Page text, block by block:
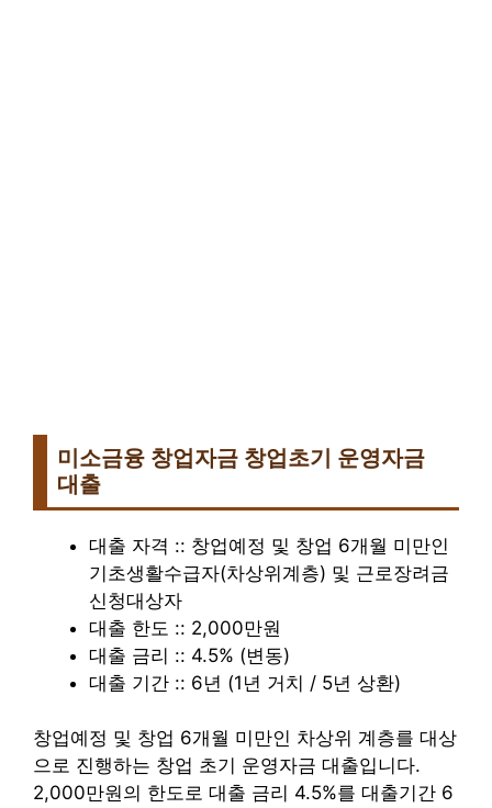
미소금융 창업자금 창업초기 운영자금
대출
대출 자격 :: 창업예정 및 창업 6개월 미만인
기초생활수급자(차상위계층) 및 근로장려금
신청대상자
대출 한도 :: 2,000만원
대출 금리 :: 4.5% (변동)
대출 기간 :: 6년 (1년 거치 / 5년 상환)
창업예정 및 창업 6개월 미만인 차상위 계층를 대상
으로 진행하는 창업 초기 운영자금 대출입니다.
2,000만원의 한도로 대출 금리 4.5%를 대출기간 6